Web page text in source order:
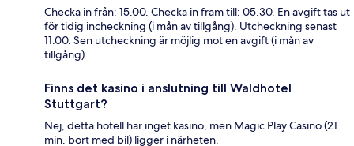
Checka in från: 15.00. Checka in fram till: 05.30. En avgift tas ut
för tidig incheckning (i mån av tillgång). Utcheckning senast
11.00. Sen utcheckning är möjlig mot en avgift (i mån av
tillgång).
Finns det kasino i anslutning till Waldhotel
Stuttgart?
Nej, detta hotell har inget kasino, men Magic Play Casino (21
min. bort med bil) ligger i närheten.